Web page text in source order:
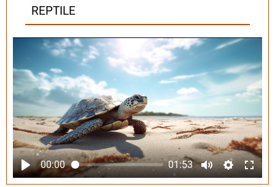
REPTILE
00:00 01:53